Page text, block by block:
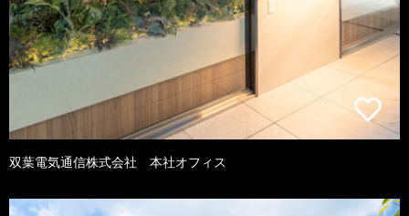
双葉電気通信株式会社 本社オフィス